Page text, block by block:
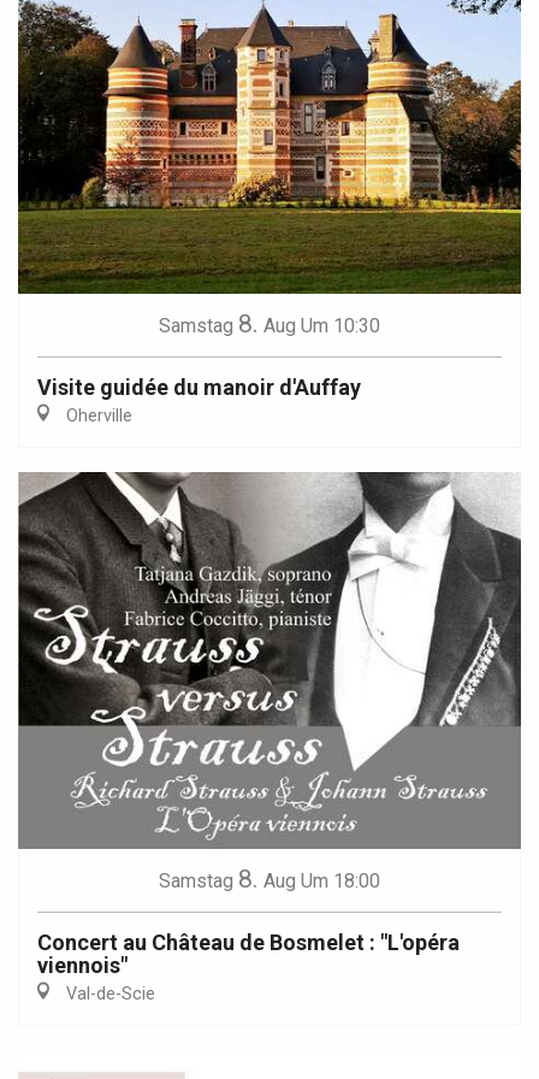
Samstag 8. Aug Um 10:30
Visite guidée du manoir d'Auffay
Oherville
Samstag 8. Aug Um 18:00
Concert au Château de Bosmelet : "L'opéra
viennois"
Val-de-Scie